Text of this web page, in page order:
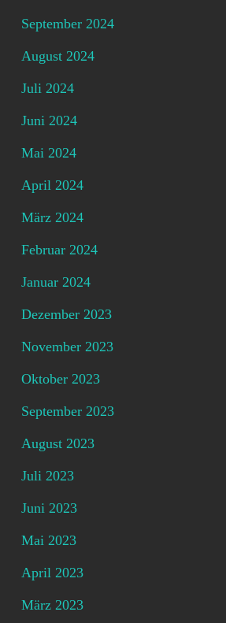
September 2024
August 2024
Juli 2024
Juni 2024
Mai 2024
April 2024
März 2024
Februar 2024
Januar 2024
Dezember 2023
November 2023
Oktober 2023
September 2023
August 2023
Juli 2023
Juni 2023
Mai 2023
April 2023
März 2023